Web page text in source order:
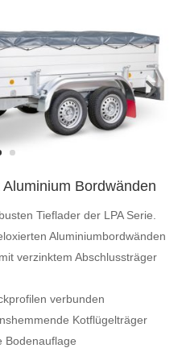
Bordwänden
Tieflader der LPA Serie.
Aluminiumbordwänden
verzinktem Abschlussträger
verbunden
Kotflügelträger
Bodenauflage